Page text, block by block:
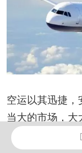
空运以其迅捷，
当大的市场，大
链加快资金周